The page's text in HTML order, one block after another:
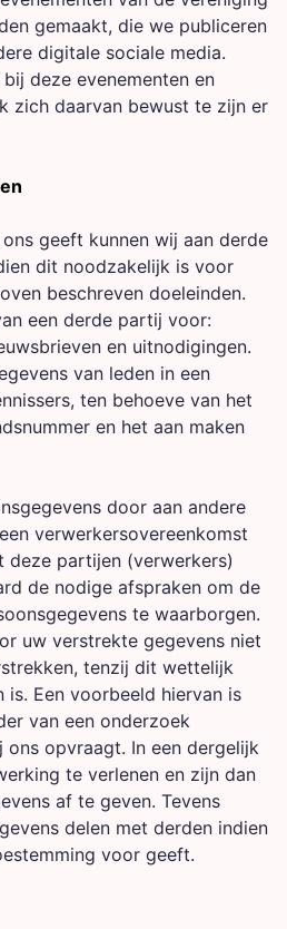
gemaakt, die we publiceren
digitale sociale media.
deze evenementen en
zich daarvan bewust te zijn er
geeft kunnen wij aan derde
dit noodzakelijk is voor
beschreven doeleinden.
een derde partij voor:
en uitnodigingen.
van leden in een
ten behoeve van het
en het aan maken
door aan andere
verwerkersovereenkomst
deze partijen (verwerkers)
de nodige afspraken om de
te waarborgen.
uw verstrekte gegevens niet
tenzij dit wettelijk
Een voorbeeld hiervan is
van een onderzoek
ons opvraagt. In een dergelijk
te verlenen en zijn dan
af te geven. Tevens
delen met derden indien
voor geeft.